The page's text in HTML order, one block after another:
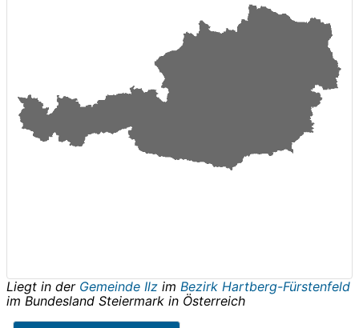
Liegt in der Gemeinde Ilz im Bezirk Hartberg-Fürstenfeld
im Bundesland Steiermark in Österreich